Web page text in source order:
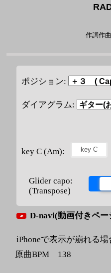
作詞作
ポジション:
ダイアグラム:
key C (Am):
Glider capo:
(Transpose)
D-navi(動画付きペー
iPhoneで表示が崩れる
原曲BPM 138